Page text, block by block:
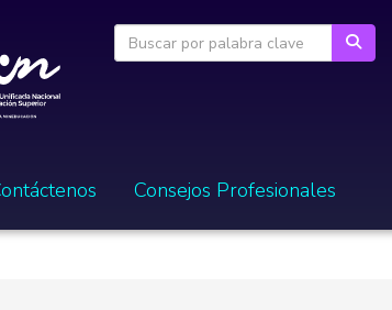
Consejos Profesionales